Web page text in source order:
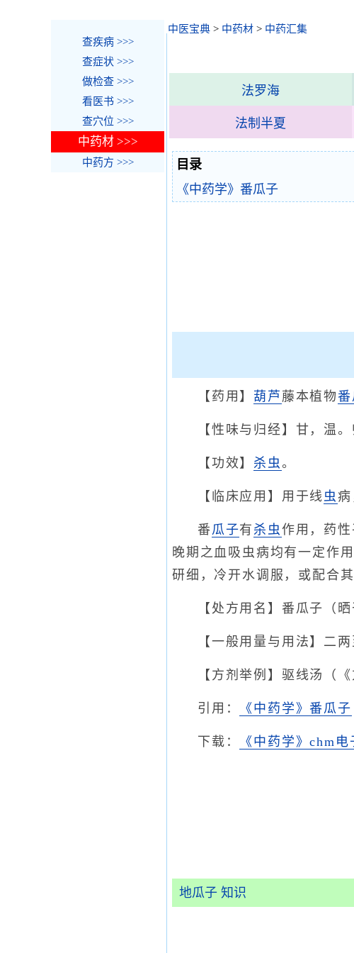
中医宝典 > 中药材 > 中药汇集
法罗海
法制半夏
目录
《中药学》番瓜子
【药用】 葫芦 藤本植物
【性味与归经】甘，温
【功效】 杀虫。
【临床应用】用于线虫病
番瓜子有 杀虫作用，药
晚期之血吸虫病均有一定作
研细，冷开水调服，或配合
【处方用名】番瓜子（晒
【一般用量与用法】二
【方剂举例】驱线汤（
引用： 《中药学》番瓜子
下载： 《中药学》chm电
地瓜子 知识
查疾病 >>>
查症状 >>>
做检查 >>>
看医书 >>>
查穴位 >>>
中药材 >>>
中药方 >>>